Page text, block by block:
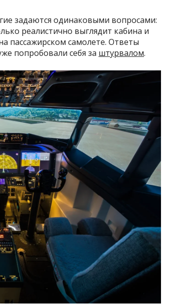
задаются одинаковыми вопросами:
реалистично выглядит кабина и
пассажирском самолете. Ответы
попробовали себя за штурвалом.